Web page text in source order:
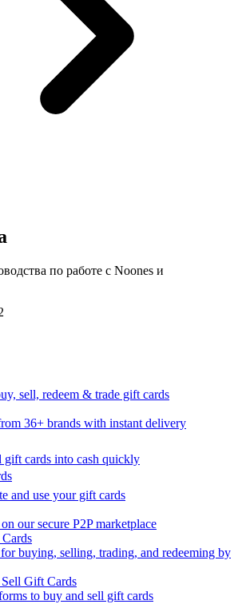
по работе с Noones и
sell, redeem & trade gift cards
36+ brands with instant delivery
gift cards into cash quickly
and use your gift cards
our secure P2P marketplace
buying, selling, trading, and redeeming by
Gift Cards
to buy and sell gift cards